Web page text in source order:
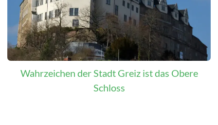
Wahrzeichen der Stadt Greiz ist das Obere
Schloss